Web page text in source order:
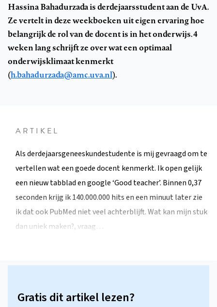
Hassina Bahadurzada is derdejaarsstudent aan de UvA.
Ze vertelt in deze weekboeken uit eigen ervaring hoe
belangrijk de rol van de docent is in het onderwijs. 4
weken lang schrijft ze over wat een optimaal
onderwijsklimaat kenmerkt
(h.bahadurzada@amc.uva.nl).
ARTIKEL
Als derdejaarsgeneeskundestudente is mij gevraagd om te
vertellen wat een goede docent kenmerkt. Ik open gelijk
een nieuw tabblad en google ‘Good teacher’. Binnen 0,37
seconden krijg ik 140.000.000 hits en een minuut later zie
ik dat ook PubMed niet veel achterblijft. Wat kan mijn stuk
dan uniek maken?, vraag…
Gratis dit artikel lezen?